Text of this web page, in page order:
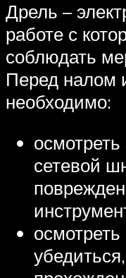
Дрель –
работе с
соблюдать
Перед налом
необходимо:
сетевой